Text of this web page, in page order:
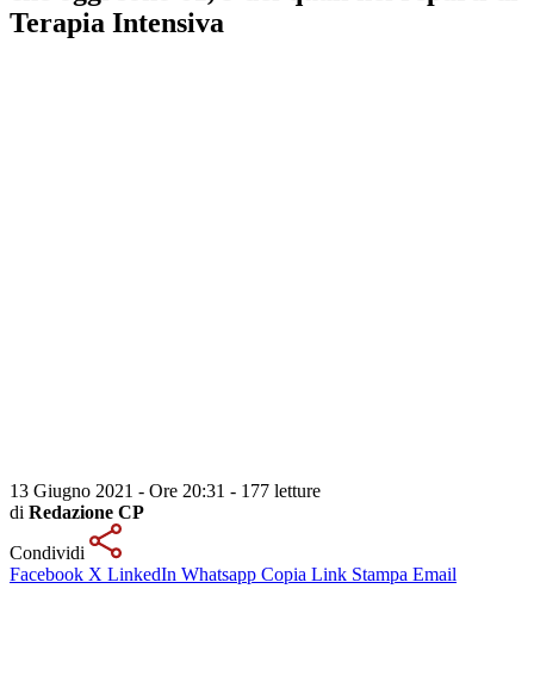
Terapia Intensiva
13 Giugno 2021 - Ore 20:31 - 177 letture
di Redazione CP
Condividi
Facebook X LinkedIn Whatsapp Copia Link Stampa Email